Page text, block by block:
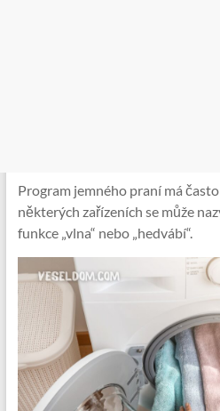
Program jemného praní má
některých zařízeních se může
funkce „vlna“ nebo „hedvábí“.